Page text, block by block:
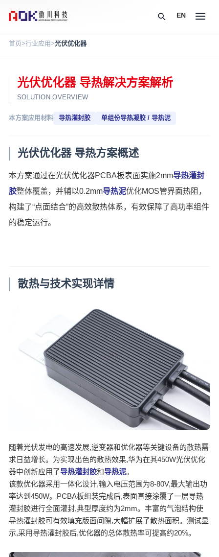
EN
首页>行业应用>光伏优化器
光伏优化器 导热解决方案解析
SOLUTION OVERVIEW
本方案应用材料 导热灌封胶 单组份导热凝胶 / 导热泥
光伏优化器 导热方案概述
本方案通过在光伏优化器PCBA板表面实施2mm导热灌封
胶整体覆盖，并辅以0.2mm导热泥优化MOS管界面热阻，
构建了“点面结合”的高效散热体系，有效保障了高功率组件
的稳定运行。
散热与技术实现详情
随着光伏发电的高速发展,逆变器和优化器等关键设备的散热需
求日益增长。为实现出色的散热效果,华为在其450W光伏优化
器中创新应用了导热灌封胶和导热泥。
该款优化器采用一体化设计,输入电压范围为8-80V,最大输出功
率达到450W。PCBA板组装完成后,表面直接涂覆了一层导热
灌封胶进行全面灌封,典型厚度约为2mm。丰富的气泡结构使
导热灌封胶可有效填充版面间隙,大幅扩展了散热面积。测试显
示,采用导热灌封胶后,优化器的总体散热率可提高约20%。